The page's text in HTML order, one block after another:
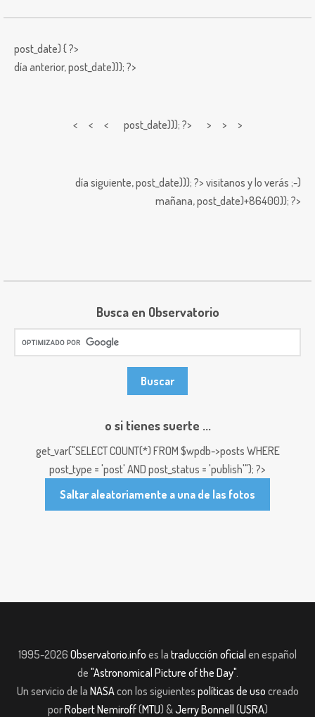
post_date) { ?>
día anterior,post_date))); ?>
< < < post_date))); ?> > > >
día siguiente,post_date))); ?> visitanos y lo verás ;-)
mañana,post_date)+86400)); ?>
Busca en Observatorio
o si tienes suerte ...
get_var("SELECT COUNT(*) FROM $wpdb->posts WHERE
post_type = 'post' AND post_status = 'publish'"); ?>
Saltar aleatoriamente a una de las fotos
1995-2026 Observatorio.info es la traducción oficial en español
de "Astronomical Picture of the Day".
Un servicio de la NASAcon los siguientes políticas de uso creado
porRobert Nemiroff(MTU) &Jerry Bonnell (USRA)